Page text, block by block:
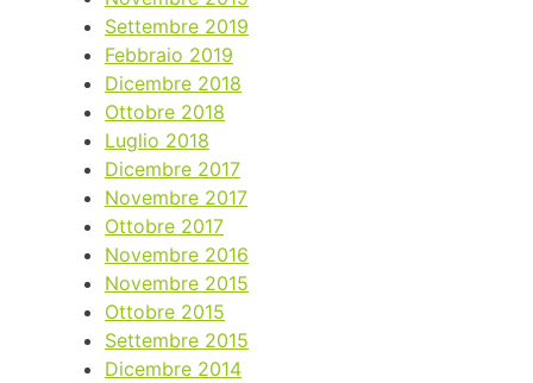
Settembre 2019
Febbraio 2019
Dicembre 2018
Ottobre 2018
Luglio 2018
Dicembre 2017
Novembre 2017
Ottobre 2017
Novembre 2016
Novembre 2015
Ottobre 2015
Settembre 2015
Dicembre 2014